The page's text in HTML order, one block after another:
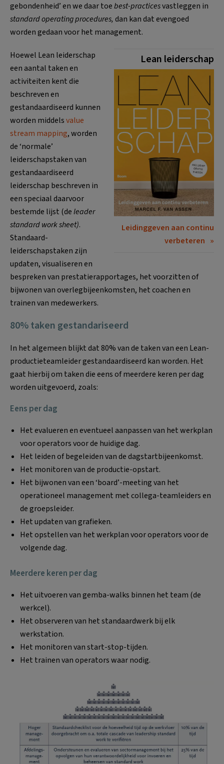
gebondenheid’ en we daar toebest-practicesvastleggen in
standard operating procedures,dan kan dat evengoed
worden gedaan voor het management.
Lean leiderschap
Leidinggeven aan continu
verbeteren
Hoewel Lean leiderschap
een aantal taken en
activiteiten kent die
beschreven en
gestandaardiseerd kunnen
worden middelsvalue
stream mapping, worden
de ‘normale’
leiderschapstaken van
gestandaardiseerd
leiderschap beschreven in
een speciaal daarvoor
bestemde lijst (deleader
standard work sheet).
Standaard-
leiderschapstaken zijn
updaten, visualiseren en
bespreken van prestatierapportages, het voorzitten of
bijwonen van overlegbijeenkomsten, het coachen en
trainen van medewerkers.
80% taken gestandariseerd
In het algemeen blijkt dat 80% van de taken van een Lean-
productieteamleider gestandaardiseerd kan worden. Het
gaat hierbij om taken die eens of meerdere keren per dag
worden uitgevoerd, zoals:
Eens per dag
Het evalueren en eventueel aanpassen van het werkplan
voor operators voor de huidige dag.
Het leiden of begeleiden van de dagstartbijeenkomst.
Het monitoren van de productie-opstart.
Het bijwonen van een ‘board’-meeting van het
operationeel management met collega-teamleiders en
de groepsleider.
Het updaten van grafieken.
Het opstellen van het werkplan voor operators voor de
volgende dag.
Meerdere keren per dag
Het uitvoeren van gemba-walks binnen het team (de
werkcel).
Het observeren van het standaardwerk bij elk
werkstation.
Het monitoren van start-stop-tijden.
Het trainen van operators waar nodig.